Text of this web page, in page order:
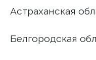
Астраханская
Белгородская